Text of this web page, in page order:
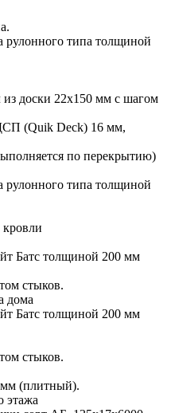
рулонного типа толщиной
доски 22х150 мм с шагом
(Quik Deck) 16 мм,
по перекрытию)
рулонного типа толщиной
кровли
Батс толщиной 200 мм
стыков.
дома
Батс толщиной 200 мм
стыков.
мм (плитный).
этажа